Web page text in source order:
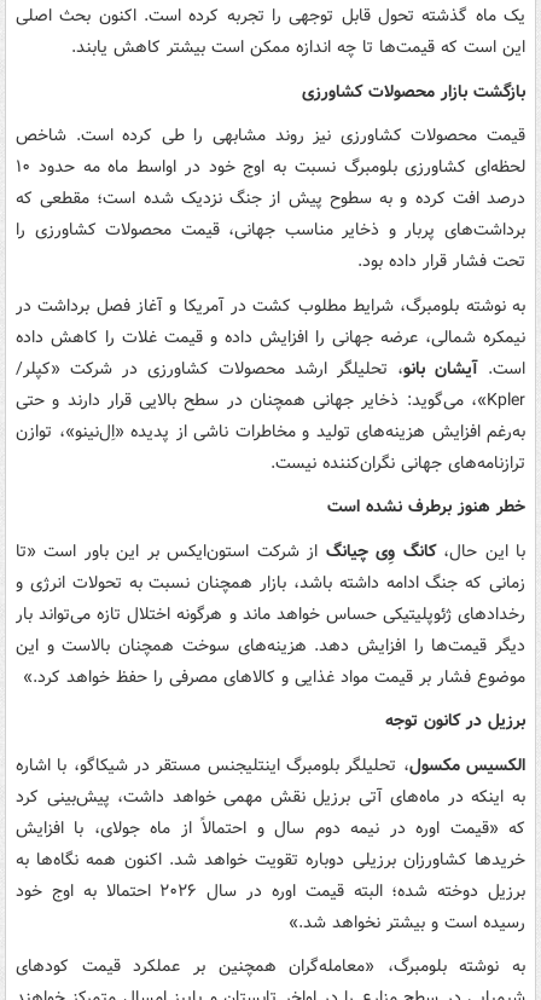
یک ماه گذشته تحول قابل توجهی را تجربه کرده است. اکنون بحث اصلی
این است که قیمت‌ها تا چه اندازه ممکن است بیشتر کاهش یابند.
بازگشت بازار محصولات کشاورزی
قیمت محصولات کشاورزی نیز روند مشابهی را طی کرده است. شاخص
لحظه‌ای کشاورزی بلومبرگ نسبت به اوج خود در اواسط ماه مه حدود ۱۰
درصد افت کرده و به سطوح پیش از جنگ نزدیک شده است؛ مقطعی که
برداشت‌های پربار و ذخایر مناسب جهانی، قیمت محصولات کشاورزی را
تحت فشار قرار داده بود.
به نوشته بلومبرگ، شرایط مطلوب کشت در آمریکا و آغاز فصل برداشت در
نیمکره شمالی، عرضه جهانی را افزایش داده و قیمت غلات را کاهش داده
است. آیشان بانو، تحلیلگر ارشد محصولات کشاورزی در شرکت «کپلر/
Kpler»، می‌گوید: ذخایر جهانی همچنان در سطح بالایی قرار دارند و حتی
به‌رغم افزایش هزینه‌های تولید و مخاطرات ناشی از پدیده «اِل‌نینو»، توازن
ترازنامه‌های جهانی نگران‌کننده نیست.
خطر هنوز برطرف نشده است
با این حال،کانگ وِی چیانگ از شرکت استون‌ایکس بر این باور است «تا
زمانی که جنگ ادامه داشته باشد، بازار همچنان نسبت به تحولات انرژی و
رخدادهای ژئوپلیتیکی حساس خواهد ماند و هرگونه اختلال تازه می‌تواند بار
دیگر قیمت‌ها را افزایش دهد. هزینه‌های سوخت همچنان بالاست و این
موضوع فشار بر قیمت مواد غذایی و کالاهای مصرفی را حفظ خواهد کرد.»
برزیل در کانون توجه
الکسیس مکسول، تحلیلگر بلومبرگ اینتلیجنس مستقر در شیکاگو، با اشاره
به اینکه در ماه‌های آتی برزیل نقش مهمی خواهد داشت، پیش‌بینی کرد
که «قیمت اوره در نیمه دوم سال و احتمالاً از ماه جولای، با افزایش
خریدها کشاورزان برزیلی دوباره تقویت خواهد شد. اکنون همه نگاه‌ها به
برزیل دوخته شده؛ البته قیمت اوره در سال ۲۰۲۶ احتمالا به اوج خود
رسیده است و بیشتر نخواهد شد.»
به نوشته بلومبرگ، «معامله‌گران همچنین بر عملکرد قیمت کودهای